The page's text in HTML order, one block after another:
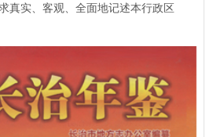
真实、客观、全面地记述本行政区